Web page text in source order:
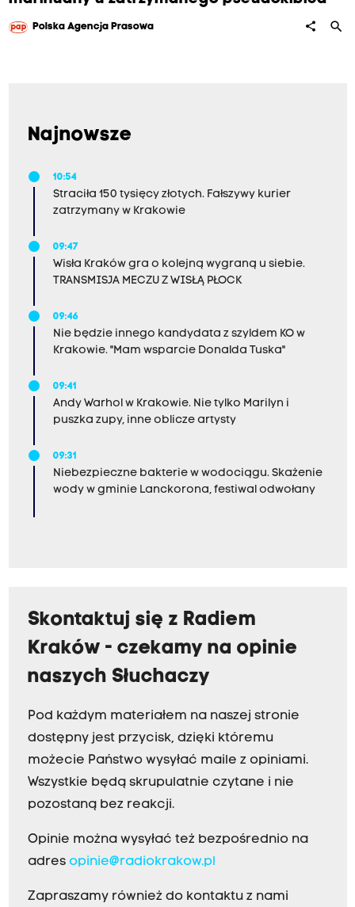
Polska Agencja Prasowa share search
Najnowsze
10:54
Straciła 150 tysięcy złotych. Fałszywy kurier
zatrzymany w Krakowie
09:47
Wisła Kraków gra o kolejną wygraną u siebie.
TRANSMISJA MECZU Z WISŁĄ PŁOCK
09:46
Nie będzie innego kandydata z szyldem KO w
Krakowie. "Mam wsparcie Donalda Tuska"
09:41
Andy Warhol w Krakowie. Nie tylko Marilyn i
puszka zupy, inne oblicze artysty
09:31
Niebezpieczne bakterie w wodociągu. Skażenie
wody w gminie Lanckorona, festiwal odwołany
Skontaktuj się z Radiem
Kraków - czekamy na opinie
naszych Słuchaczy
Pod każdym materiałem na naszej stronie
dostępny jest przycisk, dzięki któremu
możecie Państwo wysyłać maile z opiniami.
Wszystkie będą skrupulatnie czytane i nie
pozostaną bez reakcji.
Opinie można wysyłać też bezpośrednio na
adres opinie@radiokrakow.pl
Zapraszamy również do kontaktu z nami